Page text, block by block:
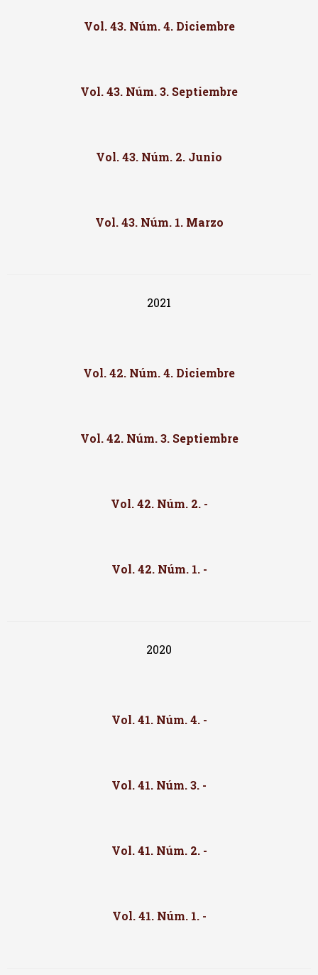
Vol. 43. Núm. 4. Diciembre
Vol. 43. Núm. 3. Septiembre
Vol. 43. Núm. 2. Junio
Vol. 43. Núm. 1. Marzo
2021
Vol. 42. Núm. 4. Diciembre
Vol. 42. Núm. 3. Septiembre
Vol. 42. Núm. 2. -
Vol. 42. Núm. 1. -
2020
Vol. 41. Núm. 4. -
Vol. 41. Núm. 3. -
Vol. 41. Núm. 2. -
Vol. 41. Núm. 1. -